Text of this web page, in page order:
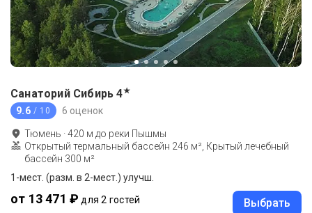
Санаторий Сибирь 4★
9.6 / 10 6 оценок
Тюмень ·420 м до реки Пышмы
Открытый термальный бассейн 246 м², Крытый лечебный
бассейн 300 м²
1-мест. (разм. в 2-мест.) улучш.
от 13 471 ₽ для 2 гостей Выбрать